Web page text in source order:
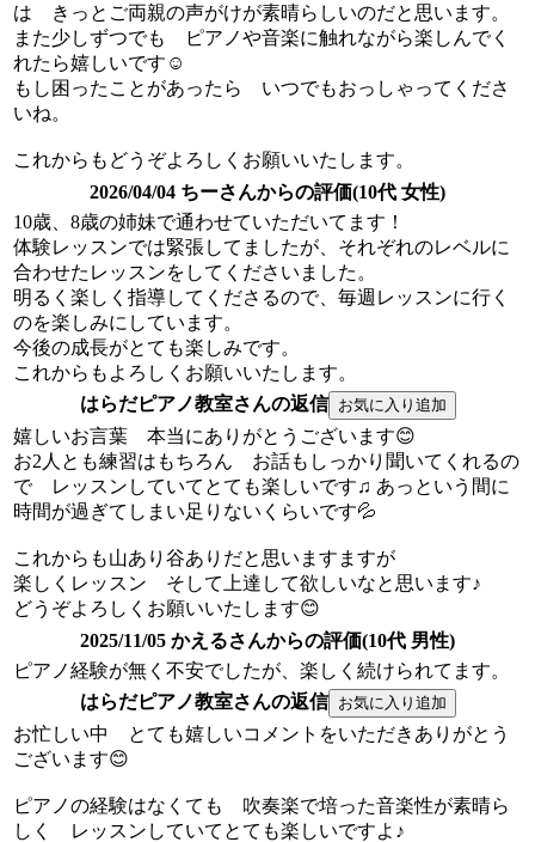
は きっとご両親の声がけが素晴らしいのだと思います。
また少しずつでも ピアノや音楽に触れながら楽しんでく
れたら嬉しいです☺️
もし困ったことがあったら いつでもおっしゃってくださ
いね。
これからもどうぞよろしくお願いいたします。
2026/04/04 ちーさんからの評価(10代 女性)
10歳、8歳の姉妹で通わせていただいてます！
体験レッスンでは緊張してましたが、それぞれのレベルに
合わせたレッスンをしてくださいました。
明るく楽しく指導してくださるので、毎週レッスンに行く
のを楽しみにしています。
今後の成長がとても楽しみです。
これからもよろしくお願いいたします。
はらだピアノ教室さんの返信
嬉しいお言葉 本当にありがとうございます😊
お2人とも練習はもちろん お話もしっかり聞いてくれるの
で レッスンしていてとても楽しいです♫ あっという間に
時間が過ぎてしまい足りないくらいです💦
これからも山あり谷ありだと思いますますが
楽しくレッスン そして上達して欲しいなと思います♪
どうぞよろしくお願いいたします😊
2025/11/05 かえるさんからの評価(10代 男性)
ピアノ経験が無く不安でしたが、楽しく続けられてます。
はらだピアノ教室さんの返信
お忙しい中 とても嬉しいコメントをいただきありがとう
ございます😊
ピアノの経験はなくても 吹奏楽で培った音楽性が素晴ら
しく レッスンしていてとても楽しいですよ♪